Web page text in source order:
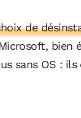
de
bien
sans OS :